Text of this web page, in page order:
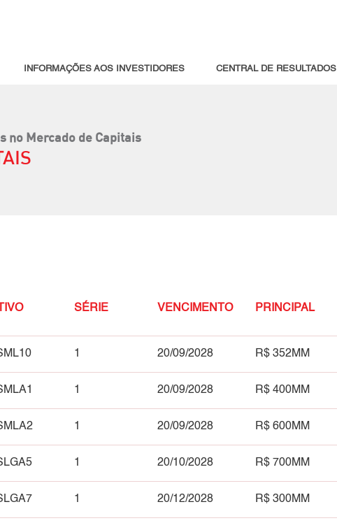
INFORMAÇÕES AOS INVESTIDORES CENTRAL DE RESULTADOS
no Mercado de Capitais
SÉRIE VENCIMENTO PRINCIPAL
1 20/09/2028 R$ 352MM
1 20/09/2028 R$ 400MM
1 20/09/2028 R$ 600MM
1 20/10/2028 R$ 700MM
1 20/12/2028 R$ 300MM